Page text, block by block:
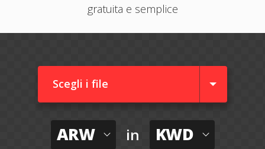
gratuita e semplice
Scegli i file
ARW in KWD